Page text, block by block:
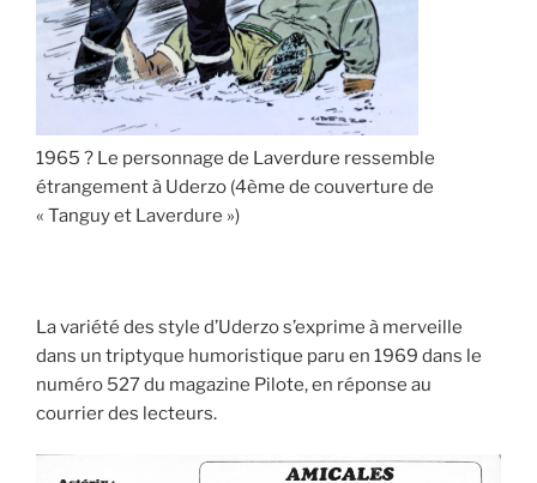
1965 ? Le personnage de Laverdure ressemble
étrangement à Uderzo (4ème de couverture de
« Tanguy et Laverdure »)
La variété des style d’Uderzo s’exprime à merveille
dans un triptyque humoristique paru en 1969 dans le
numéro 527 du magazine Pilote, en réponse au
courrier des lecteurs.